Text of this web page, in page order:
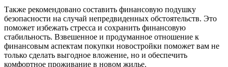
Также рекомендовано составить финансовую подушку
безопасности на случай непредвиденных обстоятельств. Это
поможет избежать стресса и сохранить финансовую
стабильность. Взвешенное и продуманное отношение к
финансовым аспектам покупки новостройки поможет вам не
только сделать выгодное вложение, но и обеспечить
комфортное проживание в новом жилье.